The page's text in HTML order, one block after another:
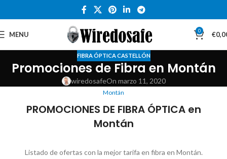
MENU 0 €
FIBRA ÓPTICA CASTELLÓN
Promociones de Fibra en Montán
wiredosafeOn marzo 11, 2020
Montán
PROMOCIONES DE FIBRA ÓPTICA en
Montán
Listado de ofertas con la mejor tarifa en fibra en Montán.